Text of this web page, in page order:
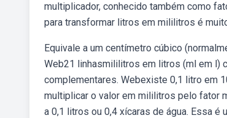
multiplicador, conhecido também como
para transformar litros em mililitros é
Equivale a um centímetro cúbico
Web21 linhasmililitros em litros (ml em l)
complementares. Webexiste 0,1 litro em
multiplicar o valor em mililitros pelo fator
a 0,1 litros ou 0,4 xícaras de água. Essa é